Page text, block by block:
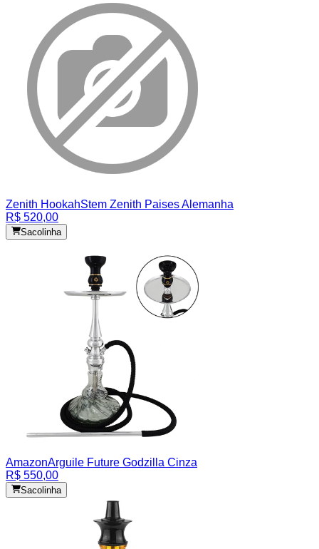
Zenith HookahStem Zenith Paises Alemanha
R$ 520,00
Sacolinha
AmazonArguile Future Godzilla Cinza
R$ 550,00
Sacolinha